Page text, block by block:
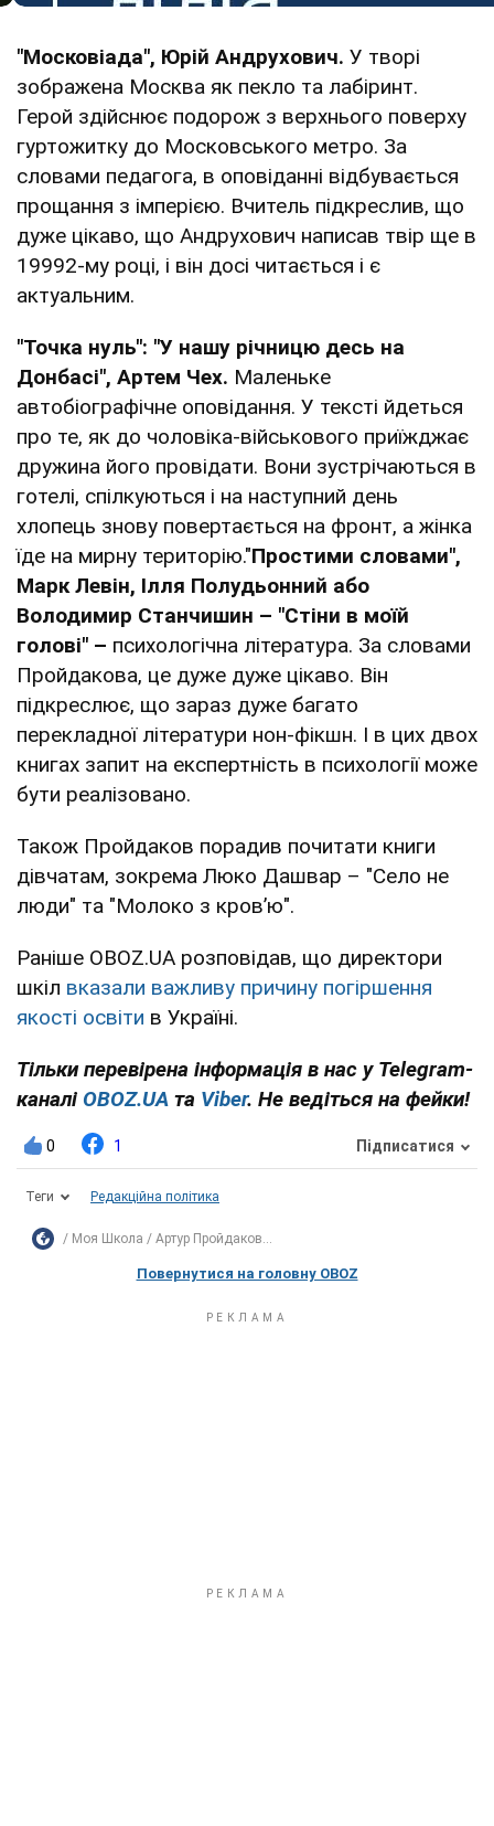
"Московіада", Юрій Андрухович. У творі
зображена Москва як пекло та лабіринт.
Герой здійснює подорож з верхнього поверху
гуртожитку до Московського метро. За
словами педагога, в оповіданні відбувається
прощання з імперією. Вчитель підкреслив, що
дуже цікаво, що Андрухович написав твір ще в
19992-му році, і він досі читається і є
актуальним.
"Точка нуль": "У нашу річницю десь на
Донбасі", Артем Чех. Маленьке
автобіографічне оповідання. У тексті йдеться
про те, як до чоловіка-військового приїжджає
дружина його провідати. Вони зустрічаються в
готелі, спілкуються і на наступний день
хлопець знову повертається на фронт, а жінка
їде на мирну територію."Простими словами",
Марк Левін, Ілля Полудьонний або
Володимир Станчишин – "Стіни в моїй
голові" – психологічна література. За словами
Пройдакова, це дуже дуже цікаво. Він
підкреслює, що зараз дуже багато
перекладної літератури нон-фікшн. І в цих двох
книгах запит на експертність в психології може
бути реалізовано.
Також Пройдаков порадив почитати книги
дівчатам, зокрема Люко Дашвар – "Село не
люди" та "Молоко з кровʼю".
Раніше OBOZ.UA розповідав, що директори
шкіл вказали важливу причину погіршення
якості освіти в Україні.
Тільки перевірена інформація в нас у Telegram-
каналі OBOZ.UA та Viber. Не ведіться на фейки!
0 1 Підписатися
Теги Редакційна політика
Моя Школа Артур Пройдаков...
Повернутися на головну OBOZ